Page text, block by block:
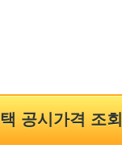
공시가격 조회